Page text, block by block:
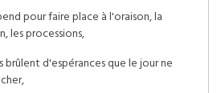
pour faire place à l'oraison, la
processions,
d'espérances que le jour ne